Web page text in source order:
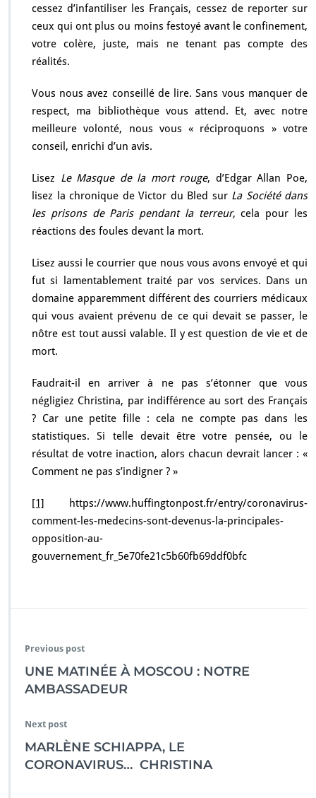
cessez d’infantiliser les Français, cessez de reporter sur
ceux qui ont plus ou moins festoyé avant le confinement,
votre colère, juste, mais ne tenant pas compte des
réalités.
Vous nous avez conseillé de lire. Sans vous manquer de
respect, ma bibliothèque vous attend. Et, avec notre
meilleure volonté, nous vous « réciproquons » votre
conseil, enrichi d’un avis.
Lisez Le Masque de la mort rouge, d’Edgar Allan Poe,
lisez la chronique de Victor du Bled sur La Société dans
les prisons de Paris pendant la terreur, cela pour les
réactions des foules devant la mort.
Lisez aussi le courrier que nous vous avons envoyé et qui
fut si lamentablement traité par vos services. Dans un
domaine apparemment différent des courriers médicaux
qui vous avaient prévenu de ce qui devait se passer, le
nôtre est tout aussi valable. Il y est question de vie et de
mort.
Faudrait-il en arriver à ne pas s’étonner que vous
négligiez Christina, par indifférence au sort des Français
? Car une petite fille : cela ne compte pas dans les
statistiques. Si telle devait être votre pensée, ou le
résultat de votre inaction, alors chacun devrait lancer : «
Comment ne pas s’indigner ? »
[1] https://www.huffingtonpost.fr/entry/coronavirus-
comment-les-medecins-sont-devenus-la-principales-
opposition-au-
gouvernement_fr_5e70fe21c5b60fb69ddf0bfc
Previous post
UNE MATINÉE À MOSCOU : NOTRE
AMBASSADEUR
Next post
MARLÈNE SCHIAPPA, LE
CORONAVIRUS… CHRISTINA